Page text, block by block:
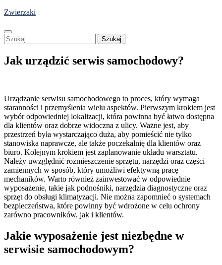
Skip
content
Zwierzaki
Szukaj:
Jak urządzić serwis samochodowy?
Urządzanie serwisu samochodowego to proces, który wymaga
staranności i przemyślenia wielu aspektów. Pierwszym krokiem jest
wybór odpowiedniej lokalizacji, która powinna być łatwo dostępna
dla klientów oraz dobrze widoczna z ulicy. Ważne jest, aby
przestrzeń była wystarczająco duża, aby pomieścić nie tylko
stanowiska naprawcze, ale także poczekalnię dla klientów oraz
biuro. Kolejnym krokiem jest zaplanowanie układu warsztatu.
Należy uwzględnić rozmieszczenie sprzętu, narzędzi oraz części
zamiennych w sposób, który umożliwi efektywną pracę
mechaników. Warto również zainwestować w odpowiednie
wyposażenie, takie jak podnośniki, narzędzia diagnostyczne oraz
sprzęt do obsługi klimatyzacji. Nie można zapomnieć o systemach
bezpieczeństwa, które powinny być wdrożone w celu ochrony
zarówno pracowników, jak i klientów.
Jakie wyposażenie jest niezbędne w
serwisie samochodowym?